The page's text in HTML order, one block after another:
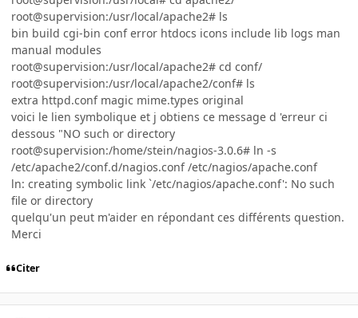
root@supervision:/usr/local/apache2# ls
bin build cgi-bin conf error htdocs icons include lib logs man
manual modules
root@supervision:/usr/local/apache2# cd conf/
root@supervision:/usr/local/apache2/conf# ls
extra httpd.conf magic mime.types original
voici le lien symbolique et j obtiens ce message d 'erreur ci
dessous "NO such or directory
root@supervision:/home/stein/nagios-3.0.6# ln -s
/etc/apache2/conf.d/nagios.conf /etc/nagios/apache.conf
ln: creating symbolic link `/etc/nagios/apache.conf': No such
file or directory
quelqu'un peut m'aider en répondant ces différents question.
Merci
Citer